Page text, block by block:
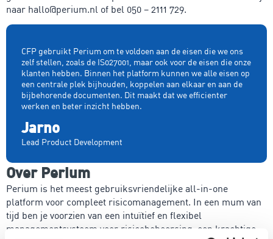
naar hallo@perium.nl of bel 050 – 2111 729.
CFP gebruikt Perium om te voldoen aan de eisen die we ons
zelf stellen, zoals de IS027001, maar ook voor de eisen die onze
klanten hebben. Binnen het platform kunnen we alle eisen op
een centrale plek bijhouden, koppelen aan elkaar en aan de
bijbehorende documenten. Dit maakt dat we efficienter
werken en beter inzicht hebben.
Jarno
Lead Product Development
Over Perium
Perium is het meest gebruiksvriendelijke all-in-one
platform voor compleet risicomanagement. In een mum van
tijd ben je voorzien van een intuïtief en flexibel
managementsysteem voor risicobeheersing, een krachtige